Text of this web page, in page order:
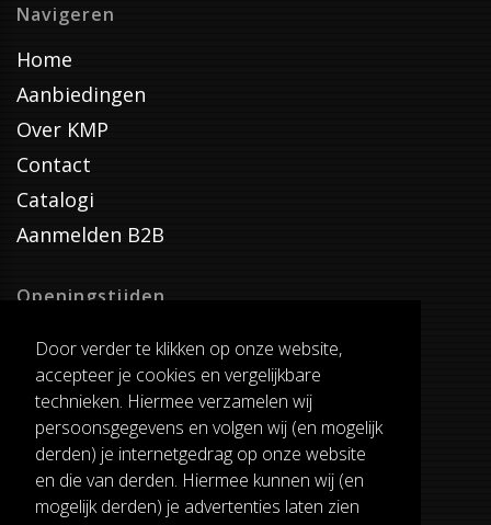
Door verder te klikken op onze website,
accepteer je cookies en vergelijkbare
technieken. Hiermee verzamelen wij
persoonsgegevens en volgen wij (en mogelijk
derden) je internetgedrag op onze website
en die van derden. Hiermee kunnen wij (en
mogelijk derden) je advertenties laten zien
Navigeren
Home
Aanbiedingen
Over KMP
Contact
Catalogi
Aanmelden B2B
Openingstijden
Dinsdag T/M Zaterdag
van 8:00-17:00
Verzenddagen
Dinsdag T/M Vrijdag
Pauze
12:30-13:00